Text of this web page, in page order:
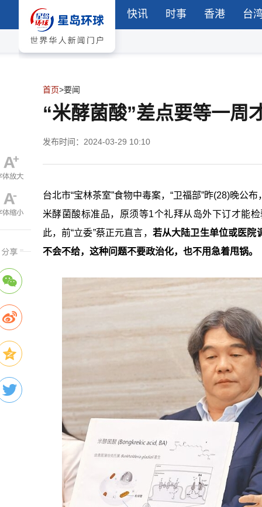
快讯 时事 香港 台
首页>要闻
“米酵菌酸”差点要等一周
发布时间：2024-03-29 10:10
台北市“宝林茶室”食物中毒案，“卫福部”昨(28)晚公
米酵菌酸标准品，原须等1个礼拜从岛外下订才能
此，前“立委”蔡正元直言， 若从大陆卫生单位或医院
不会不给，这种问题不要政治化，也不用急着甩锅。